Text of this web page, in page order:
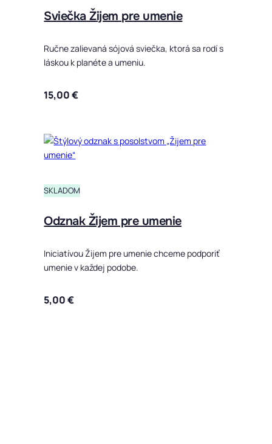
Sviečka Žijem pre umenie
Ručne zalievaná sójová sviečka, ktorá sa rodí s
láskou k planéte a umeniu.
15,00€
SKLADOM
Odznak Žijem pre umenie
Iniciatívou Žijem pre umenie chceme podporiť
umenie v každej podobe.
5,00€